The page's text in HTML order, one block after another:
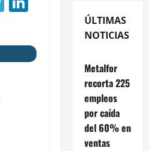
ÚLTIMAS
NOTICIAS
Metalfor
recorta 225
empleos
por caída
del 60% en
ventas